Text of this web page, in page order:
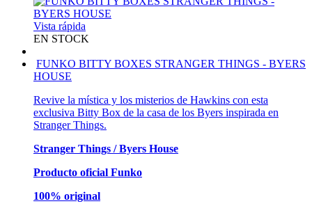
Vista rápida
EN STOCK
FUNKO BITTY BOXES STRANGER THINGS - BYERS
HOUSE
Revive la mística y los misterios de Hawkins con esta
exclusiva Bitty Box de la casa de los Byers inspirada en
Stranger Things.
Stranger Things / Byers House
Producto oficial Funko
100% original